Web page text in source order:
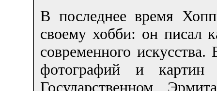
В последнее время
своему хобби: он писал
современного
фотографий и
Государственном